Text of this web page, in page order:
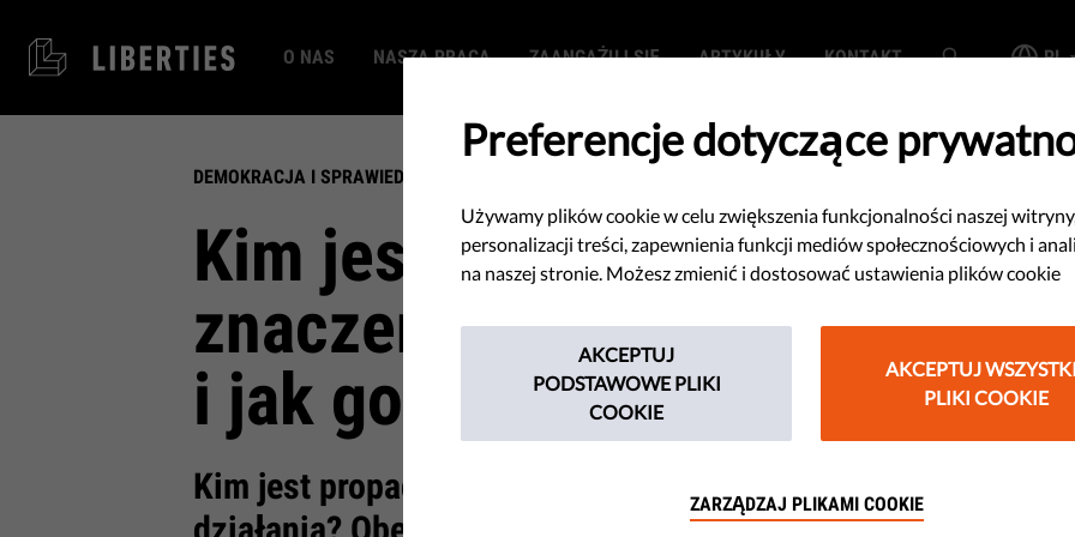
O NAS NASZA PRACA ZAANGAŻUJ SIĘ ARTYKUŁY KONTAKT PL
DEMOKRACJA I SPRAWIEDLIWOŚĆ
Kim jest propagandysta:
znaczenie, zachowanie, cele
i jak go rozpoznać?
Kim jest propagandysta i jakie są jego schematy
Preferencje dotyczące
Używamy plików cookie w celu zwiększenia funkcjonalności naszej
personalizacji treści, zapewnienia funkcji mediów społecznościowych i
na naszej stronie. Możesz zmienić i dostosować ustawienia plików cookie
AKCEPTUJ
PODSTAWOWE PLIKI
COOKIE
AKCEPTUJ
PLIKI COOKIE
ZARZĄDZAJ PLIKAMI COOKIE